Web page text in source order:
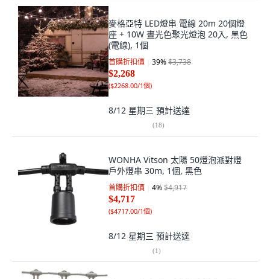
麥格亞特 LED燈串 電線 20m 20個燈
座 + 10W 晝光色聚光燈泡 20入, 黑色
(電線), 1個
首購折扣價 39%$3,738
$2,268
($2268.00/1個)
8/12 星期三 預計送達
(18)
WONHA Vitson 太陽 50燈泡派對燈
戶外燈串 30m, 1個, 黑色
首購折扣價 4%$4,917
$4,717
($4717.00/1個)
8/12 星期三 預計送達
(1)